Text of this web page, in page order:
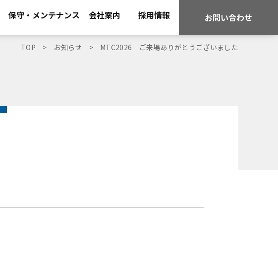
保守・メンテナンス 会社案内 採用情報 お問い合わせ
TOP お知らせ MTC2026 ご来場ありがとうございました